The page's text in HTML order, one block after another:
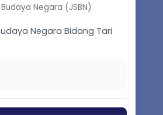
Negara (JSBN)
Negara Bidang Tari